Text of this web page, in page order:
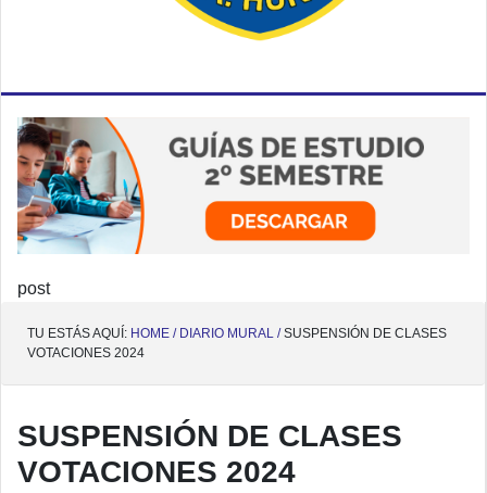
post
TU ESTÁS AQUÍ: HOME / DIARIO MURAL / SUSPENSIÓN DE CLASES
VOTACIONES 2024
SUSPENSIÓN DE CLASES
VOTACIONES 2024